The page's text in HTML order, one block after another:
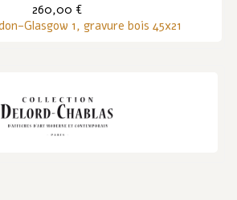
260,00 €
Glasgow 1, gravure bois 45x21